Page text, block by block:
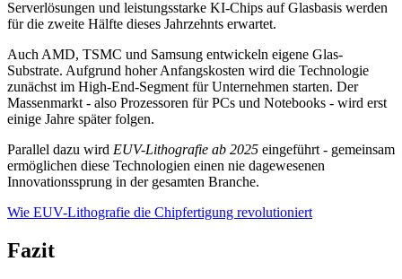
Serverlösungen und leistungsstarke KI-Chips auf Glasbasis werden
für die zweite Hälfte dieses Jahrzehnts erwartet.
Auch AMD, TSMC und Samsung entwickeln eigene Glas-
Substrate. Aufgrund hoher Anfangskosten wird die Technologie
zunächst im High-End-Segment für Unternehmen starten. Der
Massenmarkt - also Prozessoren für PCs und Notebooks - wird erst
einige Jahre später folgen.
Parallel dazu wird EUV-Lithografie ab 2025 eingeführt - gemeinsam
ermöglichen diese Technologien einen nie dagewesenen
Innovationssprung in der gesamten Branche.
Wie EUV-Lithografie die Chipfertigung revolutioniert
Fazit